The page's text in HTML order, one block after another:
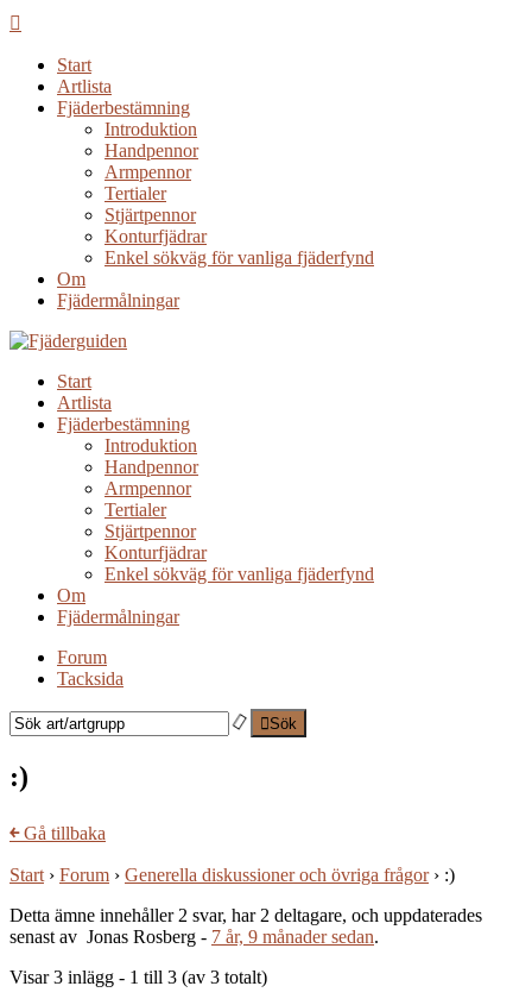
Start
Artlista
Fjäderbestämning
Introduktion
Handpennor
Armpennor
Tertialer
Stjärtpennor
Konturfjädrar
Enkel sökväg för vanliga fjäderfynd
Om
Fjädermålningar
Start
Artlista
Fjäderbestämning
Introduktion
Handpennor
Armpennor
Tertialer
Stjärtpennor
Konturfjädrar
Enkel sökväg för vanliga fjäderfynd
Om
Fjädermålningar
Forum
Tacksida
Sök
:)
￩Gå tillbaka
Start › Forum › Generella diskussioner och övriga frågor › :)
Detta ämne innehåller 2 svar, har 2 deltagare, och uppdaterades
senast av Jonas Rosberg - 7 år, 9 månader sedan.
Visar 3 inlägg - 1 till 3 (av 3 totalt)